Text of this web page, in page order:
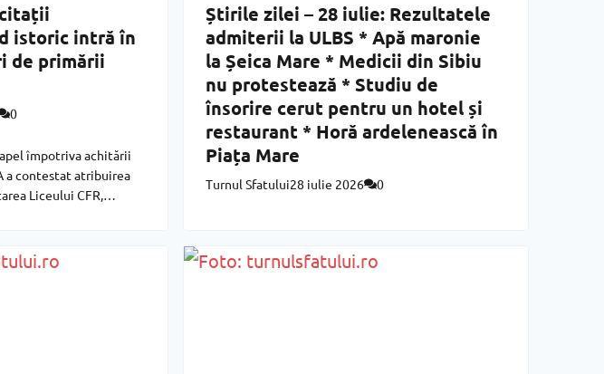
istoric intră în
de primării
0
împotriva achitării
a contestat atribuirea
Liceului CFR,
Știrile zilei – 28 iulie: Rezultatele
admiterii la ULBS * Apă maronie
la Șeica Mare * Medicii din Sibiu
nu protestează * Studiu de
însorire cerut pentru un hotel și
restaurant * Horă ardelenească în
Piața Mare
Turnul Sfatului28 iulie 2026 0